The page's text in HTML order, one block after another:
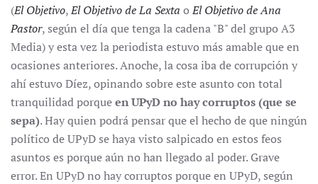
(El Objetivo,El Objetivo de La Sexta oEl Objetivo de Ana
Pastor, según el día que tenga la cadena "B" del grupo A3
Media) y esta vez la periodista estuvo más amable que en
ocasiones anteriores. Anoche, la cosa iba de corrupción y
ahí estuvo Díez, opinando sobre este asunto con total
tranquilidad porqueen UPyD no hay corruptos (que se
sepa). Hay quien podrá pensar que el hecho de que ningún
político de UPyD se haya visto salpicado en estos feos
asuntos es porque aún no han llegado al poder. Grave
error. En UPyD no hay corruptos porque en UPyD, según